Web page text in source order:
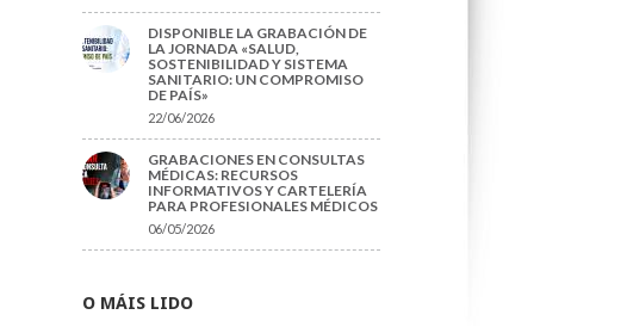
DISPONIBLE LA GRABACIÓN DE
LA JORNADA «SALUD,
SOSTENIBILIDAD Y SISTEMA
SANITARIO: UN COMPROMISO
DE PAÍS»
22/06/2026
GRABACIONES EN CONSULTAS
MÉDICAS: RECURSOS
INFORMATIVOS Y CARTELERÍA
PARA PROFESIONALES MÉDICOS
06/05/2026
O MÁIS LIDO